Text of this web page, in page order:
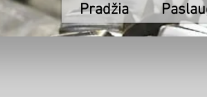
Pradžia